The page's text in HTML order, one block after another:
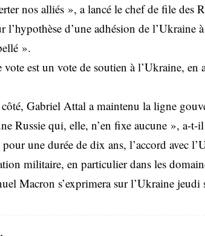
nos alliés », a lancé le chef de file des
l’hypothèse d’une adhésion de l’Ukraine
».
est un vote de soutien à l’Ukraine,
Gabriel Attal a maintenu la ligne
Russie qui, elle, n’en fixe aucune », a-t-
une durée de dix ans, l’accord avec
militaire, en particulier dans les
Macron s’exprimera sur l’Ukraine jeudi